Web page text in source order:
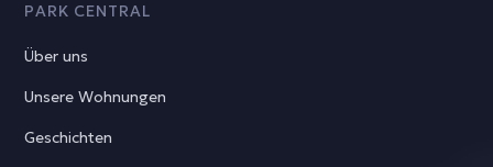
PARK CENTRAL
Über uns
Unsere Wohnungen
Geschichten